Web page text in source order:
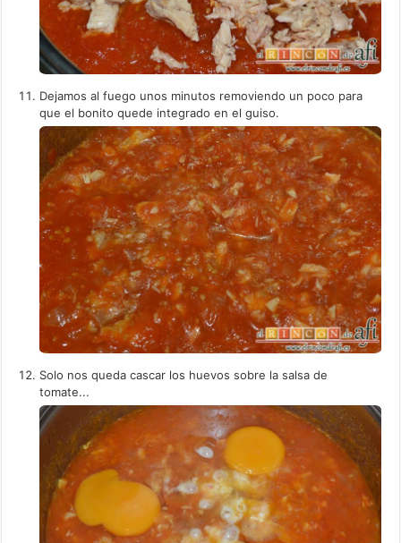
Dejamos al fuego unos minutos removiendo un poco para
que el bonito quede integrado en el guiso.
Solo nos queda cascar los huevos sobre la salsa de
tomate...